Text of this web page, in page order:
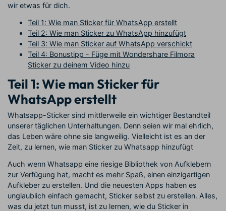
wir etwas für dich.
Teil 1: Wie man Sticker für WhatsApp erstellt
Teil 2: Wie man Sticker zu WhatsApp hinzufügt
Teil 3: Wie man Sticker auf WhatsApp verschickt
Teil 4: Bonustipp - Füge mit Wondershare Filmora
Sticker zu deinem Video hinzu
Teil 1: Wie man Sticker für
WhatsApp erstellt
Whatsapp-Sticker sind mittlerweile ein wichtiger Bestandteil
unserer täglichen Unterhaltungen. Denn seien wir mal ehrlich,
das Leben wäre ohne sie langweilig. Vielleicht ist es an der
Zeit, zu lernen, wie man Sticker zu Whatsapp hinzufügt
Auch wenn Whatsapp eine riesige Bibliothek von Aufklebern
zur Verfügung hat, macht es mehr Spaß, einen einzigartigen
Aufkleber zu erstellen. Und die neuesten Apps haben es
unglaublich einfach gemacht, Sticker selbst zu erstellen. Alles,
was du jetzt tun musst, ist zu lernen, wie du Sticker in